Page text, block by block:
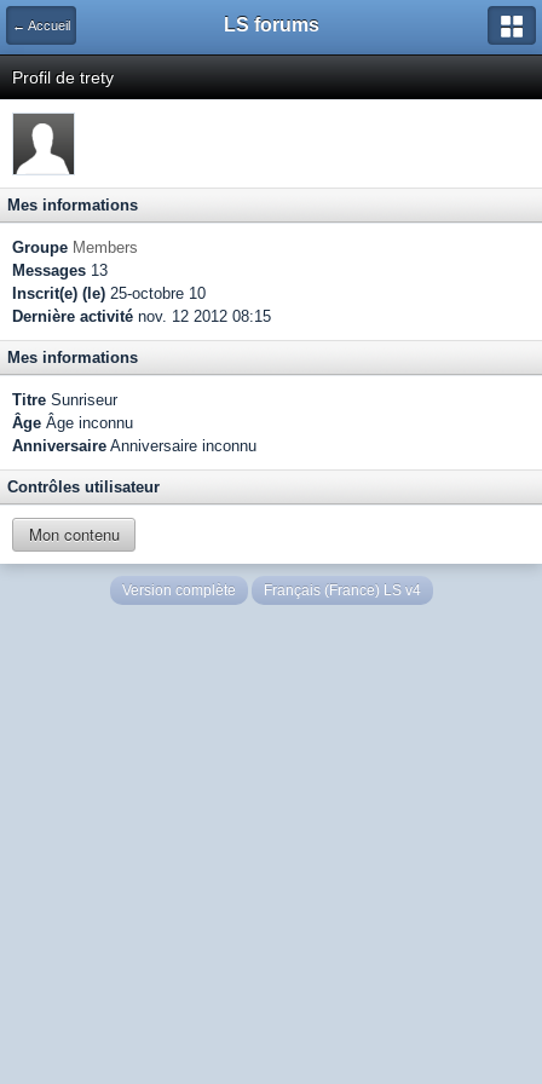
← Accueil LS forums
Profil de trety
Mes informations
Groupe Members
Messages 13
Inscrit(e) (le) 25-octobre 10
Dernière activité nov. 12 2012 08:15
Mes informations
Titre Sunriseur
Âge Âge inconnu
Anniversaire Anniversaire inconnu
Contrôles utilisateur
Mon contenu
Version complète Français (France) LS v4